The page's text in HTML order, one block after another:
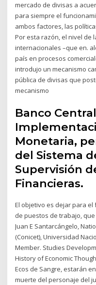
mercado de divisas a
para siempre el
ambos factores, las
Por esta razón, el nivel de
internacionales –que en.
país en procesos
introdujo un mecanismo
pública de divisas que
mecanismo
Banco
Monetaria,
del Sistema
Supervisión
Financieras.
El objetivo es dejar para
de puestos de trabajo,
Juan E Santarcángelo,
(Conicet), Universidad
Member. Studies
History of Economic
Ecos de Sangre, estarán
muerte del personaje del